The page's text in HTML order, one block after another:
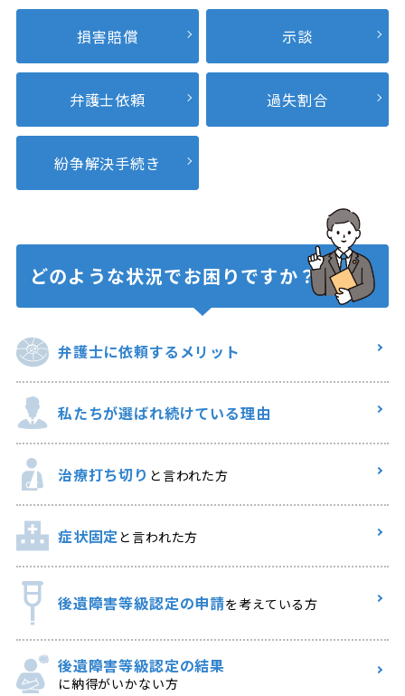
損害賠償 示談
弁護士依頼 過失割合
紛争解決手続き
どのような状況でお困りですか？
弁護士に依頼するメリット
私たちが選ばれ続けている理由
治療打ち切り と言われた方
症状固定 と言われた方
後遺障害等級認定の申請を考えている方
後遺障害等級認定の結果
に納得がいかない方